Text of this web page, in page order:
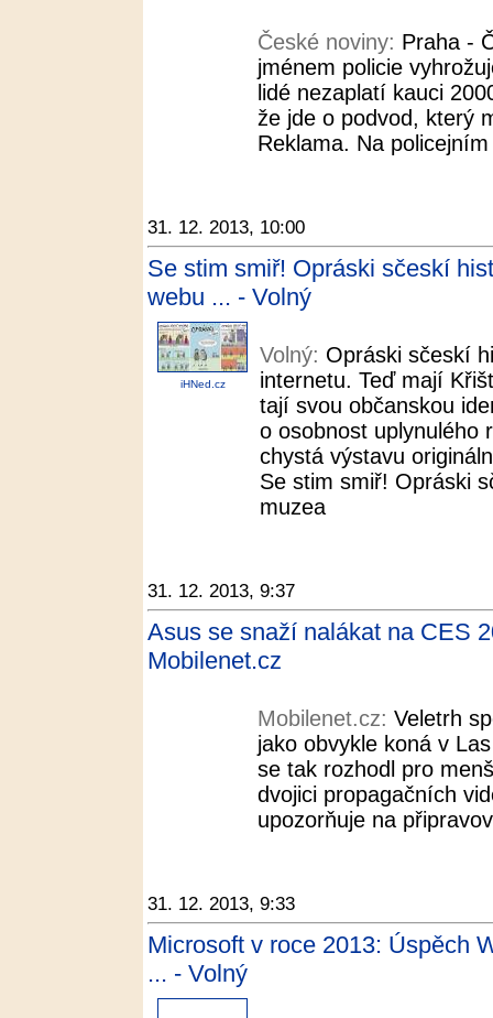
České noviny: Praha -
jménem policie
lidé nezaplatí kauci
že jde o podvod, který
Reklama. Na
31. 12. 2013, 10:00
Se stim smiř! Opráski sčeskí
webu ... - Volný
iHNed.cz
Volný: Opráski sčeskí
internetu. Teď mají
tají svou občanskou
o osobnost uplynulého
chystá výstavu
Se stim smiř! Opráski
muzea
31. 12. 2013, 9:37
Asus se snaží nalákat na CES
Mobilenet.cz
Mobilenet.cz: Veletrh
jako obvykle koná v
se tak rozhodl pro
dvojici propagačních
upozorňuje na
31. 12. 2013, 9:33
Microsoft v roce 2013: Úspěch
... - Volný